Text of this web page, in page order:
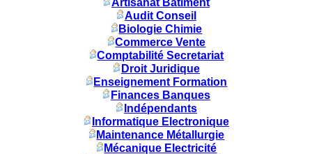
Artisanat Batiment
Audit Conseil
Biologie Chimie
Commerce Vente
Comptabilité Secretariat
Droit Juridique
Enseignement Formation
Finances Banques
Indépendants
Informatique Electronique
Maintenance Métallurgie
Mécanique Electricité